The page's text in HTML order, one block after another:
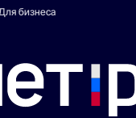
бизнеса